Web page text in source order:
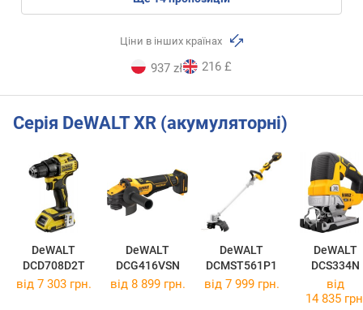
Ціни в інших країнах
937 zł 216 £
Серія DeWALT XR (акумуляторні)
DeWALT
DCD708D2T
DeWALT
DCG416VSN
DeWALT
DCMST561P1
DeWALT
DCS334N
від 7 303 грн. від 8 899 грн. від 7 999 грн.
від
14 835